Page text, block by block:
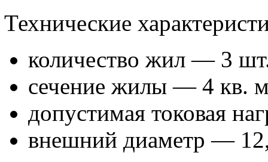
Технические
количество жил — 3
сечение жилы — 4 кв.
допустимая токовая
внешний диаметр —